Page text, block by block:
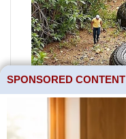
SPONSORED CONTENT